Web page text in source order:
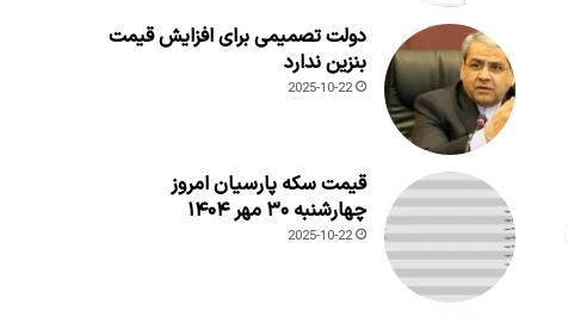
دولت تصمیمی برای افزایش قیمت
بنزین ندارد
2025-10-22
قیمت سکه پارسیان امروز
چهارشنبه ۳۰ مهر ۱۴۰۴
2025-10-22